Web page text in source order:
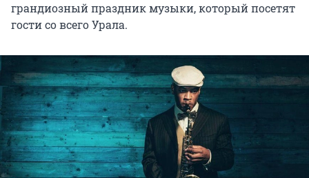
грандиозный праздник музыки, который посетят
гости со всего Урала.